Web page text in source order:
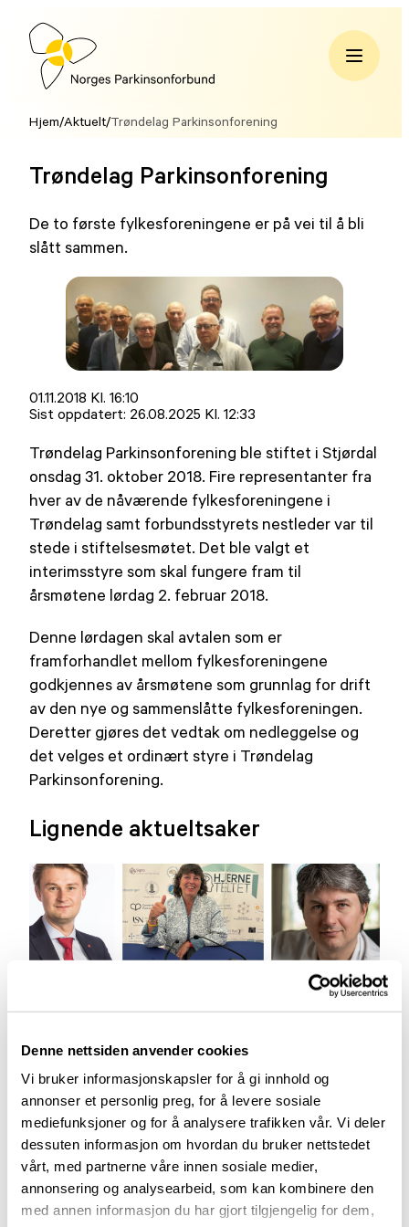
Denne nettsiden anvender cookies
Vi bruker informasjonskapsler for å gi innhold og
annonser et personlig preg, for å levere sosiale
mediefunksjoner og for å analysere trafikken vår. Vi deler
dessuten informasjon om hvordan du bruker nettstedet
vårt, med partnerne våre innen sosiale medier,
annonsering og analysearbeid, som kan kombinere den
med annen informasjon du har gjort tilgjengelig for dem,
Hopp
innholdNorges
Hjem/Aktuelt/Trøndelag Parkinsonforening
Trøndelag Parkinsonforening
De to første fylkesforeningene er på vei til å bli
slått sammen.
Lagt
ut
01.11.2018 Kl. 16:10
Sist oppdatert: 26.08.2025 Kl. 12:33
Trøndelag Parkinsonforening ble stiftet i Stjørdal
onsdag 31. oktober 2018. Fire representanter fra
hver av de nåværende fylkesforeningene i
Trøndelag samt forbundsstyrets nestleder var til
stede i stiftelsesmøtet. Det ble valgt et
interimsstyre som skal fungere fram til
årsmøtene lørdag 2. februar 2018.
Denne lørdagen skal avtalen som er
framforhandlet mellom fylkesforeningene
godkjennes av årsmøtene som grunnlag for drift
av den nye og sammenslåtte fylkesforeningen.
Deretter gjøres det vedtak om nedleggelse og
det velges et ordinært styre i Trøndelag
Parkinsonforening.
Lignende aktueltsaker
Aktuelt
Arendalsuka 2026
03.07.2026